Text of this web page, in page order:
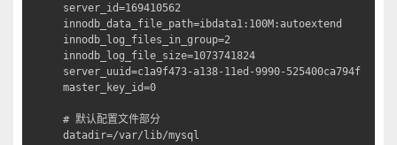
server_id=169410562
innodb_data_file_path=ibdata1:100M:autoextend
innodb_log_files_in_group=2
innodb_log_file_size=1073741824
server_uuid=c1a9f473-a138-11ed-9990-525400ca794f
master_key_id=0
# 默认配置文件部分
datadir=/var/lib/mysql